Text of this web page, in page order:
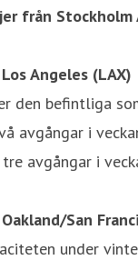
från Stockholm
Angeles (LAX)
den befintliga
avgångar i
avgångar i
San
under